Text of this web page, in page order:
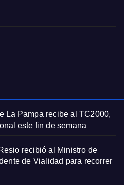
La Pampa recibe al TC2000,
este fin de semana
recibió al Ministro de
de Vialidad para recorrer